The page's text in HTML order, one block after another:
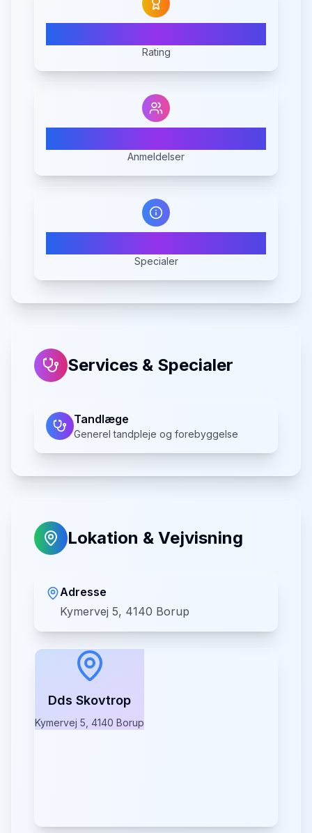
Rating
Anmeldelser
Specialer
Services & Specialer
Tandlæge
Generel tandpleje og forebyggelse
Lokation & Vejvisning
Adresse
Kymervej 5, 4140 Borup
Dds Skovtrop
Kymervej 5, 4140 Borup